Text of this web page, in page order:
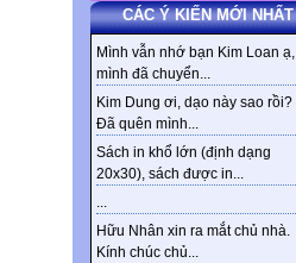
CÁC Ý KIẾN MỚI NHẤT
Mình vẫn nhớ bạn Kim Loan ạ,
mình đã chuyển...
Kim Dung ơi, dạo này sao rồi?
Đã quên mình...
Sách in khổ lớn (định dạng
20x30), sách được in...
...
Hữu Nhân xin ra mắt chủ nhà.
Kính chúc chủ...